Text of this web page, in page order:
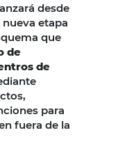
desde
etapa
que
de
de
para
fuera de la